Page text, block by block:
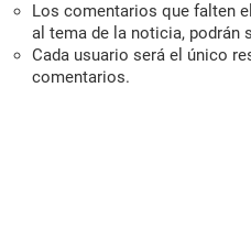
Los comentarios que falten
al tema de la noticia, podrán
Cada usuario será el único
comentarios.